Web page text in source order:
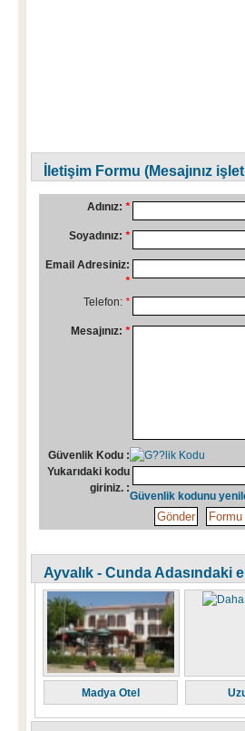
İletişim Formu (Mesajınız
Adınız: *
Soyadınız: *
Email Adresiniz:
*
Telefon: *
Mesajınız: *
Güvenlik Kodu :
Yukarıdaki kodu
giriniz. :
Güvenlik kodunu
Ayvalık - Cunda Adasındaki
Madya Otel